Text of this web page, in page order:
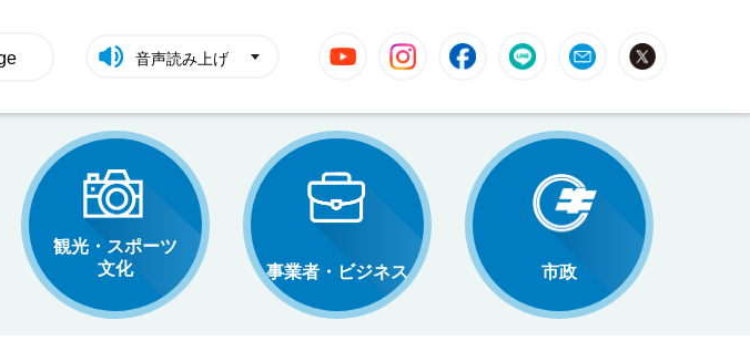
音声読み上げ
YouTube InstagramFacebookLINE Mail
観光・スポーツ
文化
事業者・ビジネス 市政